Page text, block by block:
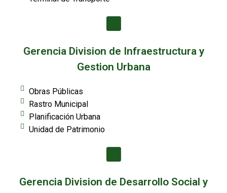
Gerencia Division de Infraestructura y
Gestion Urbana
Obras Públicas
Rastro Municipal
Planificación Urbana
Unidad de Patrimonio
Gerencia Division de Desarrollo Social y